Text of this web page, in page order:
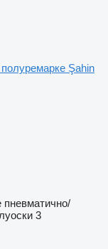
Şahin
пневматично/
3